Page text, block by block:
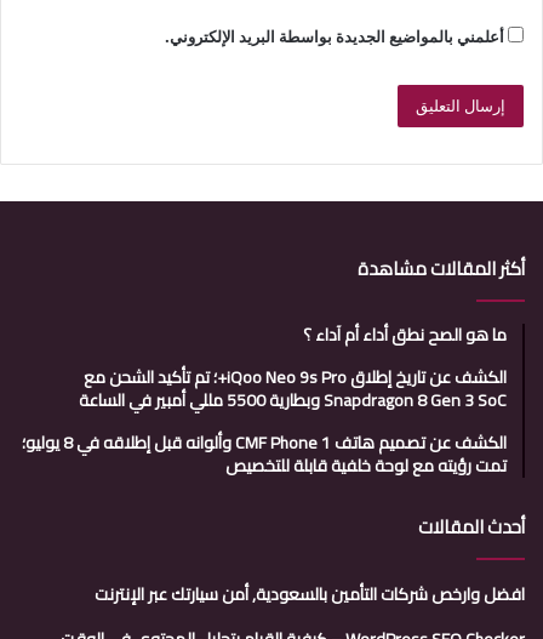
أعلمني بالمواضيع الجديدة بواسطة البريد الإلكتروني.
أكثر المقالات مشاهدة
ما هو الصح نطق أداء أم آداء ؟
الكشف عن تاريخ إطلاق iQoo Neo 9s Pro+؛ تم تأكيد الشحن مع
Snapdragon 8 Gen 3 SoC وبطارية 5500 مللي أمبير في الساعة
الكشف عن تصميم هاتف CMF Phone 1 وألوانه قبل إطلاقه في 8 يوليو؛
تمت رؤيته مع لوحة خلفية قابلة للتخصيص
أحدث المقالات
افضل وارخص شركات التأمين بالسعودية, أمن سيارتك عبر الإنترنت